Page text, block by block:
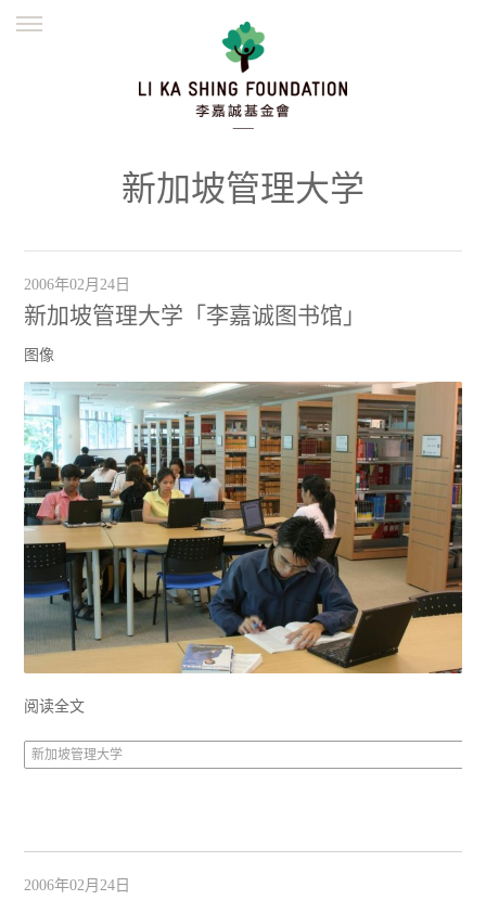
並肩同行
繁體
新加坡管理大学
2006年02月24日
新加坡管理大学「李嘉诚图书馆」
图像
阅读全文
新加坡管理大学
2006年02月24日